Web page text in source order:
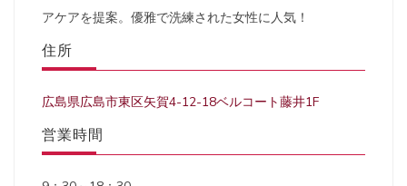
アケアを提案。優雅で洗練された女性に人気！
住所
広島県広島市東区矢賀4-12-18ベルコート藤井1F
営業時間